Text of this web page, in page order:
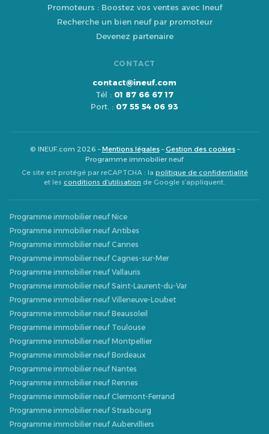
Promoteurs : Boostez vos ventes avec Ineuf
Recherche un bien neuf par promoteur
Devenez partenaire
CONTACT
contact@ineuf.com
Tél : 01 87 66 67 17
Port. : 07 55 54 06 93
© INEUF.com 2026 –Mentions légales–Gestion des cookies–
Programme immobilier neuf
Ce site est protégé par reCAPTCHA : la politique de confidentialité
et les conditions d’utilisation de Google s’appliquent.
Programme immobilier neuf Nice
Programme immobilier neuf Antibes
Programme immobilier neuf Cannes
Programme immobilier neuf Cagnes-sur-Mer
Programme immobilier neuf Vallauris
Programme immobilier neuf Saint-Laurent-du-Var
Programme immobilier neuf Villeneuve-Loubet
Programme immobilier neuf Beausoleil
Programme immobilier neuf Toulouse
Programme immobilier neuf Montpellier
Programme immobilier neuf Bordeaux
Programme immobilier neuf Nantes
Programme immobilier neuf Rennes
Programme immobilier neuf Clermont-Ferrand
Programme immobilier neuf Strasbourg
Programme immobilier neuf Aubervilliers